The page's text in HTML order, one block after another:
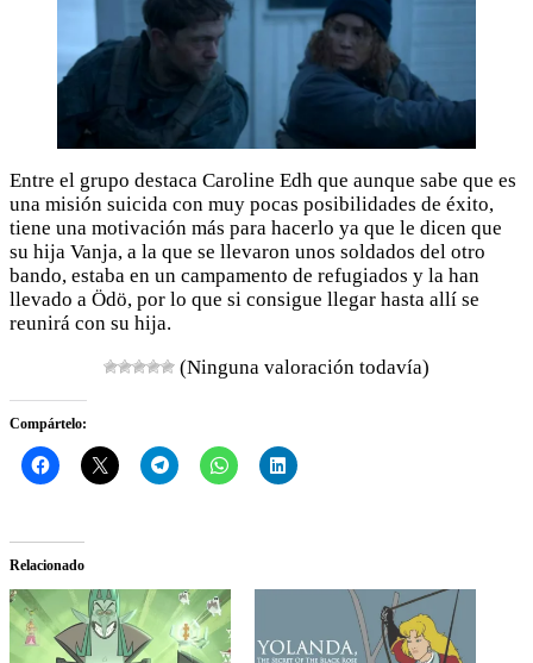
Entre el grupo destaca Caroline Edh que aunque sabe que es
una misión suicida con muy pocas posibilidades de éxito,
tiene una motivación más para hacerlo ya que le dicen que
su hija Vanja, a la que se llevaron unos soldados del otro
bando, estaba en un campamento de refugiados y la han
llevado a Ödö, por lo que si consigue llegar hasta allí se
reunirá con su hija.
(Ninguna valoración todavía)
Compártelo:
Relacionado